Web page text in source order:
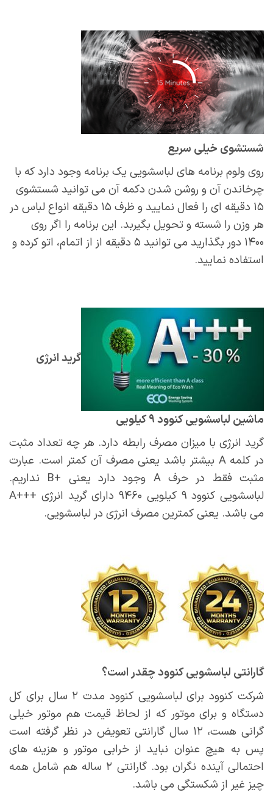
شستشوی خیلی سریع
روی ولوم برنامه های لباسشویی یک برنامه وجود دارد که با
چرخاندن آن و روشن شدن دکمه آن می توانید شستشوی
۱۵ دقیقه ای را فعال نمایید و ظرف ۱۵ دقیقه انواع لباس در
هر وزن را شسته و تحویل بگیربد. این برنامه را اگر روی
۱۴۰۰ دور بگذارید می توانید ۵ دقیقه از از اتمام، اتو کرده و
استفاده نمایید.
گرید انرژی
ماشین لباسشویی کنوود ۹ کیلویی
گرید انرژی با میزان مصرف رابطه دارد. هر چه تعداد مثبت
در کلمه A بیشتر باشد یعنی مصرف آن کمتر است. عبارت
مثبت فقط در حرف A وجود دارد یعنی +B نداریم.
لباسشویی کنوود ۹ کیلویی ۹۴۶۰ دارای گرید انرژی +++A
می باشد. یعنی کمترین مصرف انرژی در لباسشویی.
گارانتی لباسشویی کنوود چقدر است؟
شرکت کنوود برای لباسشویی کنوود مدت ۲ سال برای کل
دستگاه و برای موتور که از لحاظ قیمت هم موتور خیلی
گرانی هست، ۱۲ سال گارانتی تعویض در نظر گرفته است
پس به هیچ عنوان نباید از خرابی موتور و هزینه های
احتمالی آینده نگران بود. گارانتی ۲ ساله هم شامل همه
چیز غیر از شکستگی می باشد.